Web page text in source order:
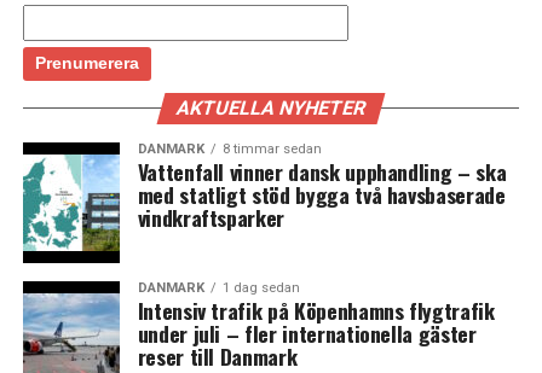
AKTUELLA NYHETER
DANMARK 8 timmar sedan
Vattenfall vinner dansk upphandling – ska
med statligt stöd bygga två havsbaserade
vindkraftsparker
DANMARK 1 dag sedan
Intensiv trafik på Köpenhamns flygtrafik
under juli – fler internationella gäster
reser till Danmark